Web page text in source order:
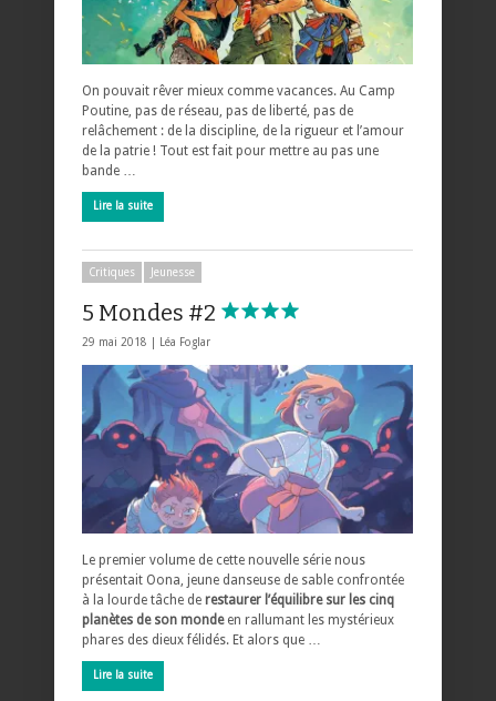
On pouvait rêver mieux comme vacances. Au Camp
Poutine, pas de réseau, pas de liberté, pas de
relâchement : de la discipline, de la rigueur et l’amour
de la patrie ! Tout est fait pour mettre au pas une
bande …
Lire la suite
Critiques Jeunesse
5 Mondes #2
29 mai 2018 | Léa Foglar
Le premier volume de cette nouvelle série nous
présentait Oona, jeune danseuse de sable confrontée
à la lourde tâche de restaurer l’équilibre sur les cinq
planètes de son mondeen rallumant les mystérieux
phares des dieux félidés. Et alors que …
Lire la suite